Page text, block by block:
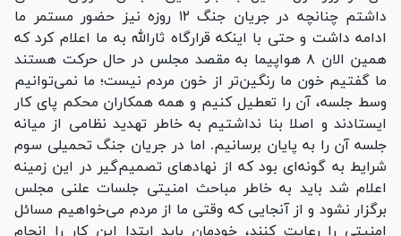
داشتم چنانچه در جریان جنگ ۱۲ روزه نیز حضور مستمر ما
ادامه داشت و حتی با اینکه قرارگاه ثارالله به ما اعلام کرد که
همین الان ۸ هواپیما به مقصد مجلس در حال حرکت هستند
ما گفتیم خون ما رنگین‌تر از خون مردم نیست؛ ما نمی‌توانیم
وسط جلسه، آن را تعطیل کنیم و همه همکاران محکم پای کار
ایستادند و اصلا بنا نداشتیم به خاطر تهدید نظامی از میانه
جلسه آن را به پایان برسانیم. اما در جریان جنگ تحمیلی سوم
شرایط به گونه‌ای بود که از نهاد‌های تصمیم‌گیر در این زمینه
اعلام شد باید به خاطر مباحث امنیتی جلسات علنی مجلس
برگزار نشود و از آنجایی که وقتی ما از مردم می‌خواهیم مسائل
امنیتی را رعایت کنند، خودمان باید ابتدا این کار را انجام